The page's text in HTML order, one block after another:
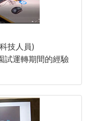
技人員)
試運轉期間的經驗